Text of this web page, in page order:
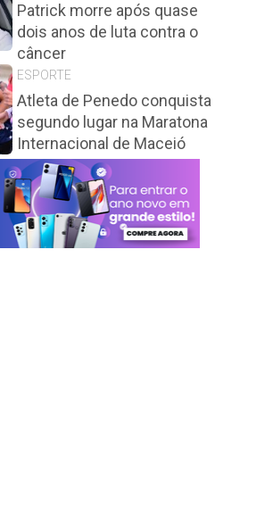
Patrick morre após quase
dois anos de luta contra o
câncer
ESPORTE
Atleta de Penedo conquista
segundo lugar na Maratona
Internacional de Maceió